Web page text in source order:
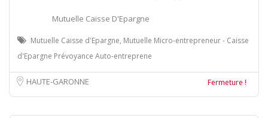
Mutuelle Caisse D'Epargne
Mutuelle Caisse d'Epargne, Mutuelle Micro-entrepreneur - Caisse
d'Epargne Prévoyance Auto-entreprene
HAUTE-GARONNE Fermeture !